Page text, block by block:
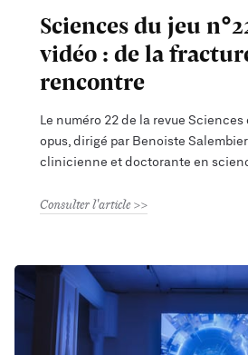
Sciences du jeu
vidéo : de la
rencontre
Le numéro 22 de la revue
opus, dirigé par Benoiste
clinicienne et doctorante en
Consulter l'article